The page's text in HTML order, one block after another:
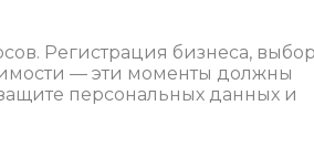
Регистрация бизнеса, выбор
— эти моменты должны
персональных данных и